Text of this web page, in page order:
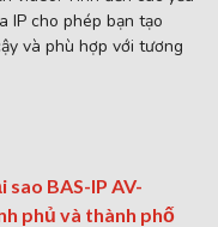
IP cho phép bạn tạo
và phù hợp với tương
BAS-IP AV-
phủ và thành phố